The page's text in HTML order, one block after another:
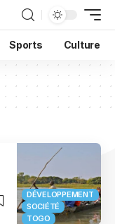
Sports Culture
DÉVELOPPEMENT
SOCIÉTÉ
TOGO